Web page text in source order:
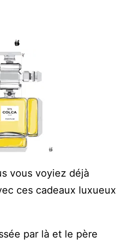
vous voyiez déjà
ces cadeaux luxueux
par là et le père